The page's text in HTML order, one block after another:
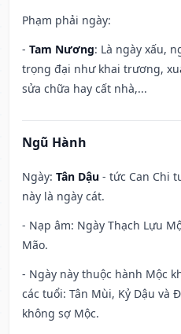
Phạm phải ngày:
- Tam Nương: Là ngày xấu,
trọng đại như khai trương,
sửa chữa hay cất nhà,...
Ngũ Hành
Ngày: Tân Dậu - tức Can Chi
này là ngày cát.
- Nạp âm: Ngày Thạch Lựu
Mão.
- Ngày này thuộc hành Mộc
các tuổi: Tân Mùi, Kỷ Dậu và
không sợ Mộc.